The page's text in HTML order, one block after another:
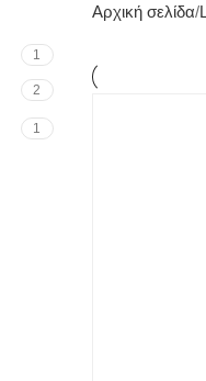
1
2
1
Αρχική σελίδα